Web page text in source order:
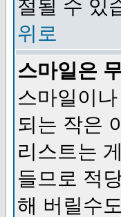
절될 수 있
위로
스마일은
스마일이
되는 작은
리스트는
들므로 적
해 버릴수